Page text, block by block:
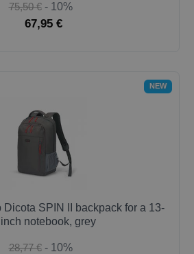
75,50 € - 10%
67,95 €
NEW
Dicota SPIN II backpack for a 13-
notebook, grey
28,77 € - 10%